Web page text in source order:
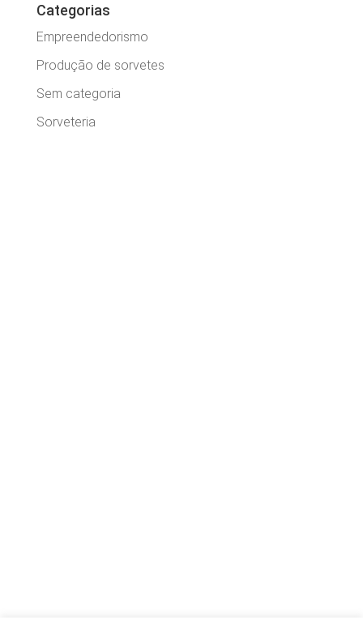
Categorias
Empreendedorismo
Produção de sorvetes
Sem categoria
Sorveteria